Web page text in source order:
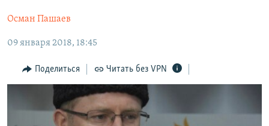
Вернутся
ИНФОГРАФИКА
ТЕЛЕПРОЕКТ КРЫМ.РЕАЛИИ
СОВЕТЫ ПРАВОЗАЩИТНИКОВ
ПРОПАВШИЕ БЕЗ ВЕСТИ
КАК ОБОЙТИ БЛОКИРОВКУ
Qırımtatar
Осман Пашаев
09 января 2018, 18:45
Поделиться Читать без VPN